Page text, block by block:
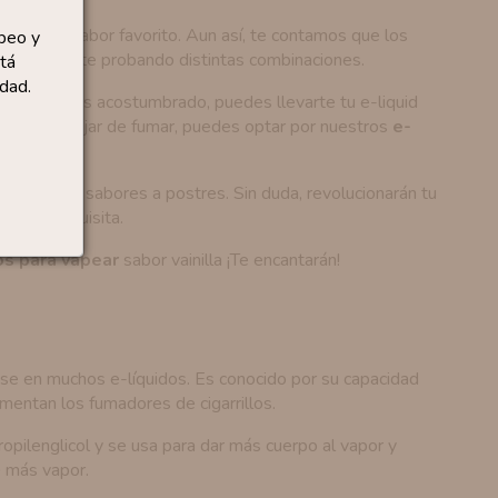
y tu sabor favorito. Aun así, te contamos que los
divertirte probando distintas combinaciones.
estabas acostumbrado, puedes llevarte tu e-liquid
para dejar de fumar, puedes optar por nuestros e-
con sabores a postres. Sin duda, revolucionarán tu
exquisita.
para vapearsabor vainilla ¡Te encantarán!
en muchos e-líquidos. Es conocido por su capacidad
los fumadores de cigarrillos.
y se usa para dar más cuerpo al vapor y
vapor.